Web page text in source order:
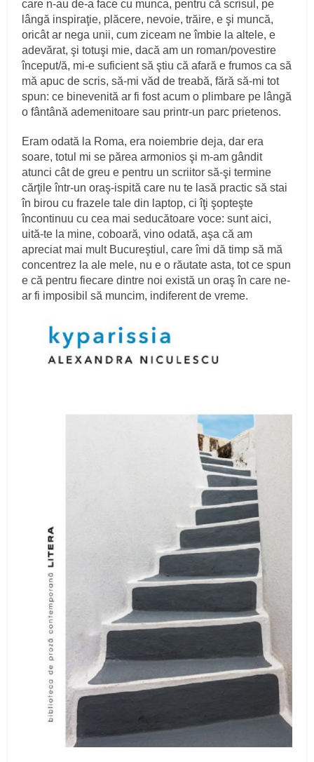
care n-au de-a face cu munca, pentru că scrisul, pe
lângă inspiraţie, plăcere, nevoie, trăire, e şi muncă,
oricât ar nega unii, cum ziceam ne îmbie la altele, e
adevărat, şi totuşi mie, dacă am un roman/povestire
început/ă, mi-e suficient să ştiu că afară e frumos ca să
mă apuc de scris, să-mi văd de treabă, fără să-mi tot
spun: ce binevenită ar fi fost acum o plimbare pe lângă
o fântână ademenitoare sau printr-un parc prietenos.
Eram odată la Roma, era noiembrie deja, dar era
soare, totul mi se părea armonios şi m-am gândit
atunci cât de greu e pentru un scriitor să-şi termine
cărţile într-un oraş-ispită care nu te lasă practic să stai
în birou cu frazele tale din laptop, ci îţi şopteşte
încontinuu cu cea mai seducătoare voce: sunt aici,
uită-te la mine, coboară, vino odată, aşa că am
apreciat mai mult Bucureştiul, care îmi dă timp să mă
concentrez la ale mele, nu e o răutate asta, tot ce spun
e că pentru fiecare dintre noi există un oraş în care ne-
ar fi imposibil să muncim, indiferent de vreme.